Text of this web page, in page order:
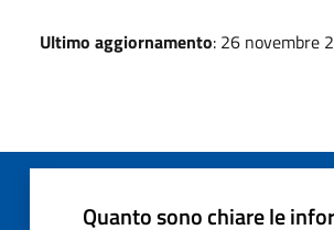
Ultimo aggiornamento: 26 novembre
Quanto sono chiare le